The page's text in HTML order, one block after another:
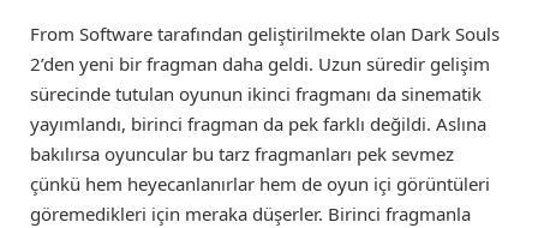
From Software tarafından geliştirilmekte olan Dark Souls
2’den yeni bir fragman daha geldi. Uzun süredir gelişim
sürecinde tutulan oyunun ikinci fragmanı da sinematik
yayımlandı, birinci fragman da pek farklı değildi. Aslına
bakılırsa oyuncular bu tarz fragmanları pek sevmez
çünkü hem heyecanlanırlar hem de oyun içi görüntüleri
göremedikleri için meraka düşerler. Birinci fragmanla